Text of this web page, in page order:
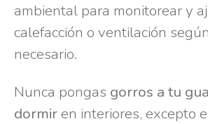
ambiental para monitorear y
calefacción o ventilación
necesario.
Nunca pongas gorros a tu
dormiren interiores, excepto